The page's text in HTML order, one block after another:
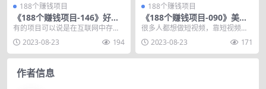
188个赚钱项目
《188个赚钱项目-146》好物
推荐官项目，0门槛人人可做
有的项目可以说是在互联网中存在
的很久了，能够生存在现在，都是
通过一种又一种新的做...
2023-08-23 194
188个赚钱项目
《188个赚钱项目-090》美女
号无脑搬运项目，掌握流量密
码一单700+
很多人都想做短视频，靠短视频变
现，但奈何不会做视频，也没有找
到自己的一个内容输出...
2023-08-23 171
作者信息